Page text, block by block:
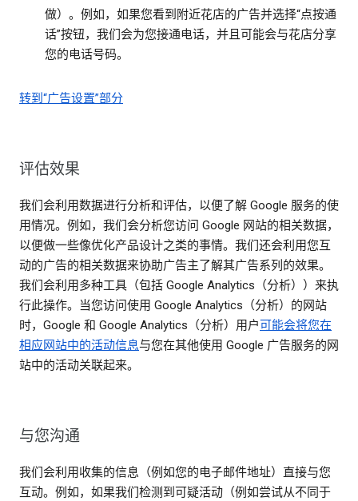
做）。例如，如果您看到附近花店的广告并选择“点按通
话”按钮，我们会为您接通电话，并且可能会与花店分享
您的电话号码。
转到“广告设置”部分
评估效果
我们会利用数据进行分析和评估，以便了解 Google 服务的使
用情况。例如，我们会分析您访问 Google 网站的相关数据，
以便做一些像优化产品设计之类的事情。我们还会利用您互
动的广告的相关数据来协助广告主了解其广告系列的效果。
我们会利用多种工具（包括 Google Analytics（分析））来执
行此操作。当您访问使用 Google Analytics（分析）的网站
时，Google 和 Google Analytics（分析）用户可能会将您在
相应网站中的活动信息与您在其他使用 Google 广告服务的网
站中的活动关联起来。
与您沟通
我们会利用收集的信息（例如您的电子邮件地址）直接与您
互动。例如，如果我们检测到可疑活动（例如尝试从不同于